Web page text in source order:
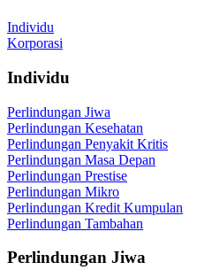
Individu
Korporasi
Individu
Perlindungan Jiwa
Perlindungan Kesehatan
Perlindungan Penyakit Kritis
Perlindungan Masa Depan
Perlindungan Prestise
Perlindungan Mikro
Perlindungan Kredit Kumpulan
Perlindungan Tambahan
Perlindungan Jiwa